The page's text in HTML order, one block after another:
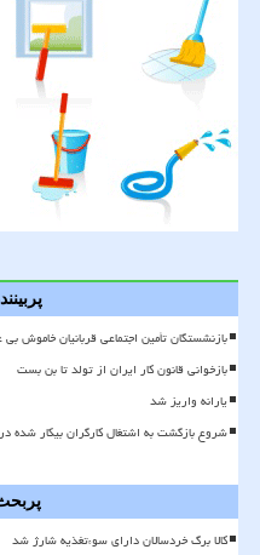
بازنشستگان تأمین اجتماعی قربانیان خاموش
بازخوانی قانون کار ایران از تولد تا بن بست
یارانه واریز شد
شروع بازگشت به اشتغال کارگران بیکار شده
کالا برگ خردسالان دارای سوءتغذیه شارژ شد